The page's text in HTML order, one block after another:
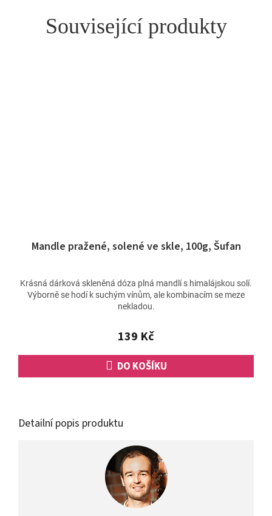
Související produkty
Mandle pražené, solené ve skle, 100g, Šufan
139 Kč
DO KOŠÍKU
Krásná dárková skleněná dóza plná mandlí s himalájskou solí.
Výborně se hodí k suchým vínům, ale kombinacím se meze
nekladou.
Detailní popis produktu